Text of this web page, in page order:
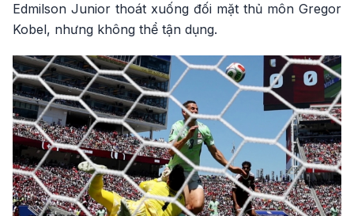
Edmilson Junior thoát xuống đối mặt thủ môn Gregor
Kobel, nhưng không thể tận dụng.